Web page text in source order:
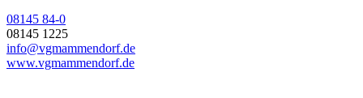
08145 84-0
08145 1225
info@vgmammendorf.de
www.vgmammendorf.de